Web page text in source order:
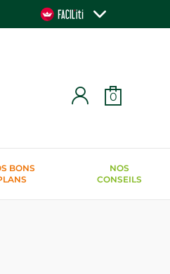
0
BONS
NOS
CONSEILS